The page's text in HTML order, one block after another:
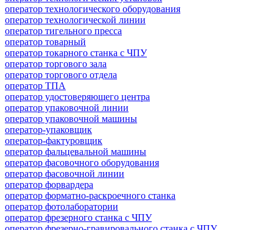
оператор технологического оборудования
оператор технологической линии
оператор тигельного пресса
оператор товарный
оператор токарного станка с ЧПУ
оператор торгового зала
оператор торгового отдела
оператор ТПА
оператор удостоверяющего центра
оператор упаковочной линии
оператор упаковочной машины
оператор-упаковщик
оператор-фактуровщик
оператор фальцевальной машины
оператор фасовочного оборудования
оператор фасовочной линии
оператор форвардера
оператор форматно-раскроечного станка
оператор фотолаборатории
оператор фрезерного станка с ЧПУ